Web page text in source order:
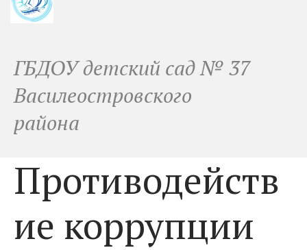
ГБДОУ детский сад № 37
Василеостровского
района
Противодейств
ие коррупции